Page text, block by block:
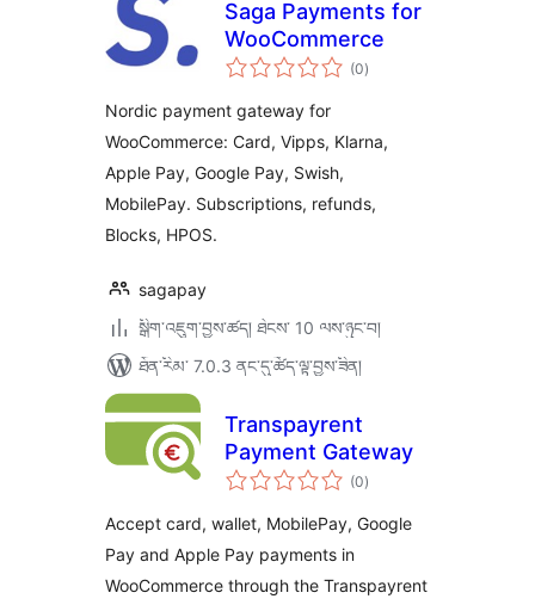
Saga Payments for
WooCommerce
(0གདེང་
འཇོག་
)
Nordic payment gateway for
WooCommerce: Card, Vipps, Klarna,
Apple Pay, Google Pay, Swish,
MobilePay. Subscriptions, refunds,
Blocks, HPOS.
sagapay
སྒྲིག་འཇུག་བྱས་ཚད། ཐེངས་ 10 ལས་ཉུང་བ།
ཐོན་རིམ་ 7.0.3 ནང་དུ་ཚོད་ལྟ་བྱས་ཟིན།
Transpayrent
Payment Gateway
(0གདེང་
འཇོག་
ཚང་།
)
Accept card, wallet, MobilePay, Google
Pay and Apple Pay payments in
WooCommerce through the Transpayrent